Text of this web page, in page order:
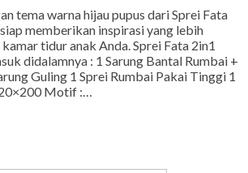
tema warna hijau pupus dari Sprei Fata
memberikan inspirasi yang lebih
tidur anak Anda. Sprei Fata 2in1
didalamnya : 1 Sarung Bantal Rumbai +
Guling 1 Sprei Rumbai Pakai Tinggi 1
Motif :…